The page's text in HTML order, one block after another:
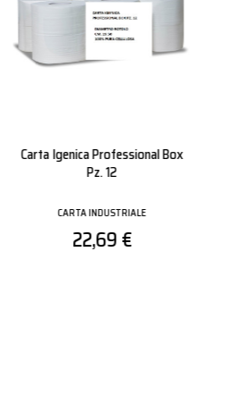
Guanti Nitrile Nero Con Palmo
Rivestito
GUANTI
0,49 €